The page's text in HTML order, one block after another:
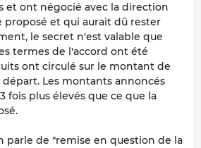
et ont négocié avec la direction
proposé et qui aurait dû rester
le secret n'est valable que
termes de l'accord ont été
ont circulé sur le montant de
Les montants annoncés
fois plus élevés que ce que la
parle de "remise en question de la